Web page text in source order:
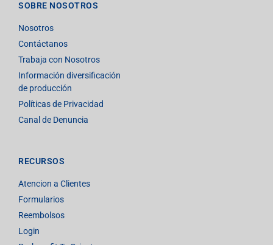
SOBRE NOSOTROS
Nosotros
Contáctanos
Trabaja con Nosotros
Información diversificación
de producción
Políticas de Privacidad
Canal de Denuncia
RECURSOS
Atencion a Clientes
Formularios
Reembolsos
Login